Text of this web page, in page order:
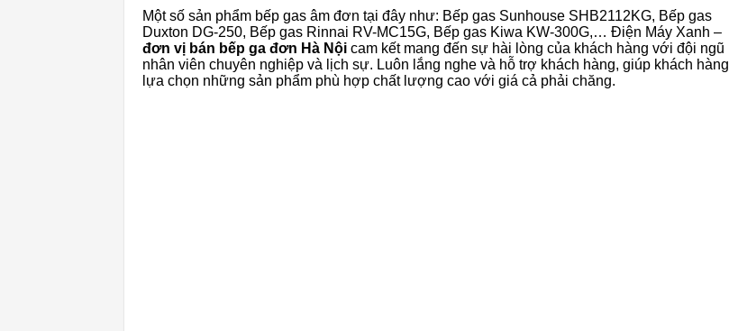
Một số sản phẩm bếp gas âm đơn tại đây như: Bếp gas Sunhouse SHB2112KG, Bếp gas
Duxton DG-250, Bếp gas Rinnai RV-MC15G, Bếp gas Kiwa KW-300G,… Điện Máy Xanh –
đơn vị bán bếp ga đơn Hà Nội cam kết mang đến sự hài lòng của khách hàng với đội ngũ
nhân viên chuyên nghiệp và lịch sự. Luôn lắng nghe và hỗ trợ khách hàng, giúp khách hàng
lựa chọn những sản phẩm phù hợp chất lượng cao với giá cả phải chăng.